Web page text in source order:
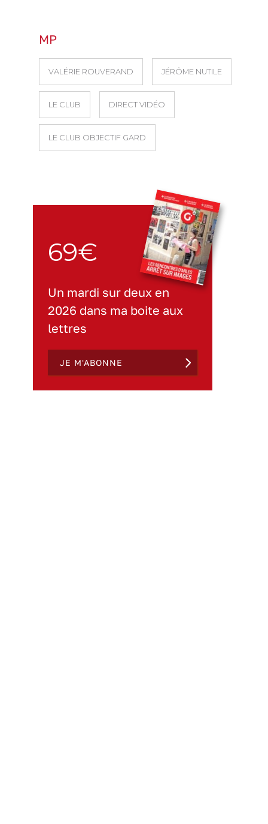
MP
VALÉRIE ROUVERAND JÉRÔME NUTILE
LE CLUB DIRECT VIDÉO
LE CLUB OBJECTIF GARD
69€
Un mardi sur deux en
2026 dans ma boite aux
lettres
JE M'ABONNE